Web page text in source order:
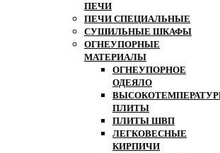
ПЕЧИ
ПЕЧИ СПЕЦИАЛЬНЫЕ
СУШИЛЬНЫЕ ШКАФЫ
ОГНЕУПОРНЫЕ
МАТЕРИАЛЫ
ОГНЕУПОРНОЕ
ОДЕЯЛО
ПЛИТЫ
ПЛИТЫ ШВП
ЛЕГКОВЕСНЫЕ
КИРПИЧИ